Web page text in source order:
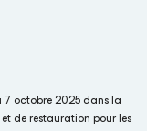
7 octobre 2025 dans la
de restauration pour les